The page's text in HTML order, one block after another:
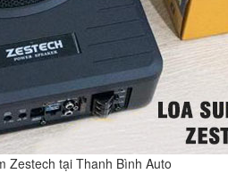
Zestech tại Thanh Bình Auto